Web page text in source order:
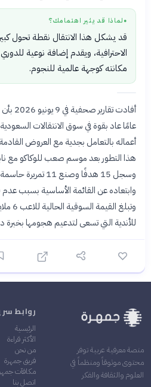
● لماذا قد يثير اهتمامك؟
قد يشكل هذا الانتقال نقطة تحول
الاحترافية، ويقدم إضافة نوعية
مكانته كوجهة عالمية للنجوم.
عامًا عاد بقوة في سوق الانتقالات
أعماله بالتعامل بجدية مع العروض
وسجل 15 هدفًا وصنع
وابتعاده عن القائمة الأساسية بسبب عدم
للأندية التي تسعى لتدعيم هجومها بخبرة
منصة معرفية عربية توفر
محتوى موثوقاً ومنظماً في
العلوم والثقافة والفكر
روابط
الرئيسية
الأكثر قراءة
من نحن
فريق جمهرة
مكافآت
اتصل بنا